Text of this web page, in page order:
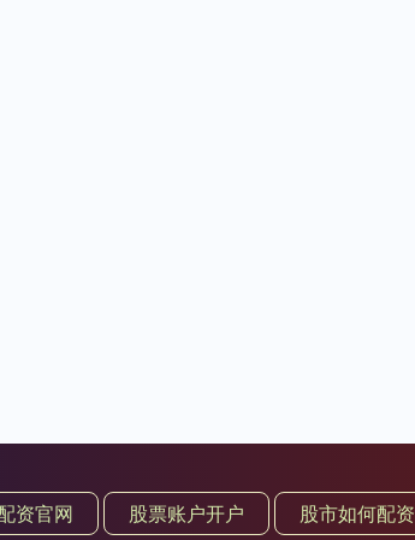
资官网 股票账户开户 股市如何配资